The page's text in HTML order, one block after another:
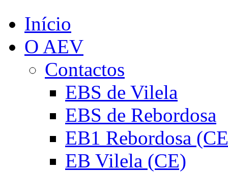
Início
O AEV
Contactos
EBS de Vilela
EBS de Rebordosa
EB1 Rebordosa
EB Vilela (CE)